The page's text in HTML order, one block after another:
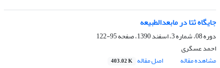
جایگاه ثتا در مابعدالطبیعه
دوره 08، شماره 3، اسفند 1390، صفحه
95-122
احمد عسگری
مشاهده مقاله
اصل مقاله 403.02 K